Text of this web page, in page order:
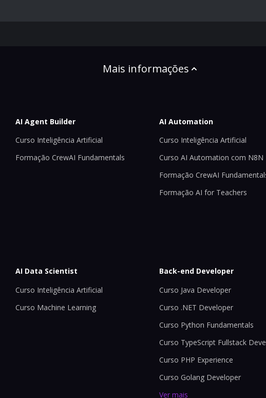
Mais informações
AI Agent Builder
Curso Inteligência Artificial
Formação CrewAI Fundamentals
AI Automation
Curso Inteligência Artificial
Curso AI Automation com N8N
Formação CrewAI
Formação AI for Teachers
AI Data Scientist
Curso Inteligência Artificial
Curso Machine Learning
Back-end Developer
Curso Java Developer
Curso .NET Developer
Curso Python Fundamentals
Curso TypeScript Fullstack
Curso PHP Experience
Curso Golang Developer
Ver mais